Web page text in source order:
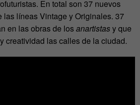
En total son 37 nuevos
las líneas Vintage y Originales. 37
en las obras de losanartistasy que
creatividad las calles de la ciudad.